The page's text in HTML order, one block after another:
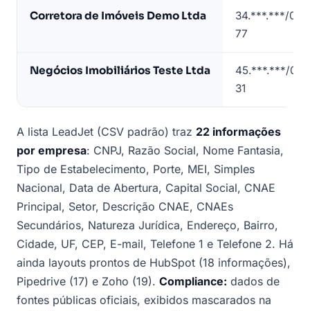
Horizonte
Corretora de Imóveis Demo Ltda
34.***.***/
77
Negócios Imobiliários Teste Ltda
45.***.***/
31
A lista LeadJet (CSV padrão) traz 22 informações
por empresa: CNPJ, Razão Social, Nome Fantasia,
Tipo de Estabelecimento, Porte, MEI, Simples
Nacional, Data de Abertura, Capital Social, CNAE
Principal, Setor, Descrição CNAE, CNAEs
Secundários, Natureza Jurídica, Endereço, Bairro,
Cidade, UF, CEP, E-mail, Telefone 1 e Telefone 2. Há
ainda layouts prontos de HubSpot (18 informações),
Pipedrive (17) e Zoho (19). Compliance: dados de
fontes públicas oficiais, exibidos mascarados na